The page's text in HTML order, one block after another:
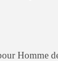
Homme